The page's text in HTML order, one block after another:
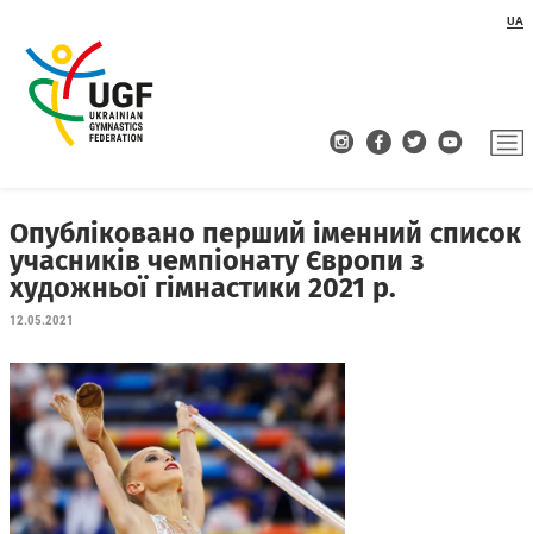
UA
Опубліковано перший іменний список
учасників чемпіонату Європи з
художньої гімнастики 2021 р.
12.05.2021